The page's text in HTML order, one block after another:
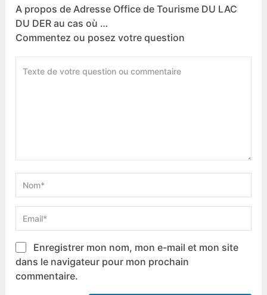
A propos de Adresse Office de Tourisme DU LAC
DU DER au cas où …
Commentez ou posez votre question
Enregistrer mon nom, mon e-mail et mon site
dans le navigateur pour mon prochain
commentaire.